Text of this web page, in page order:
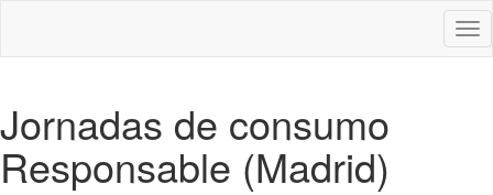
Jornadas de consumo
Responsable (Madrid)